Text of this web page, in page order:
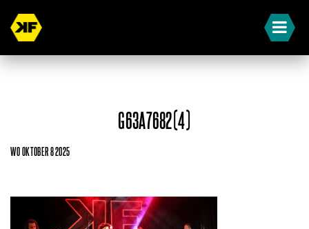
G63A7682(4)
WO OKTOBER 8 2025